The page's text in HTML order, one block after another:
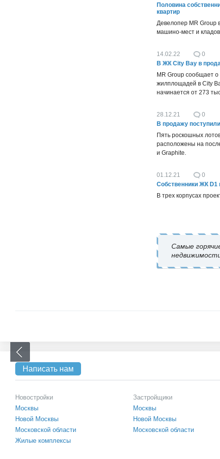
​Половина
квартир
Девелопер MR Group
машино-мест и
14.02.22
0
В ЖК City Bay в
MR Group сообщает
жилплощадей в City
начинается от 273
28.12.21
0
В продажу
Пять роскошных
расположены на
и Graphite.
01.12.21
0
Собственники ЖК D1
В трех корпусах
Самые
Написать нам
Новостройки
Москвы
Новой Москвы
Московской области
Жилые комплексы
Застройщики
Москвы
Новой Москвы
Московской области